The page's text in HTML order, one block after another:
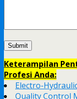
Keterampilan
Profesi Anda:
Electro-
Quality Control